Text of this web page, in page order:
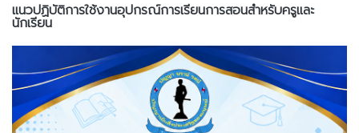
แนวปฏิบัติการใช้งานอุปกรณ์การเรียนการสอนสำหรับครูและ
นักเรียน